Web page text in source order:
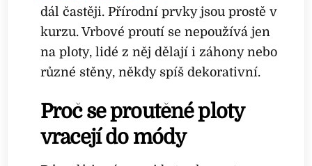
dál častěji. Přírodní prvky jsou prostě v
kurzu. Vrbové proutí se nepoužívá jen
na ploty, lidé z něj dělají i záhony nebo
různé stěny, někdy spíš dekorativní.
Proč se proutěné ploty
vracejí do módy